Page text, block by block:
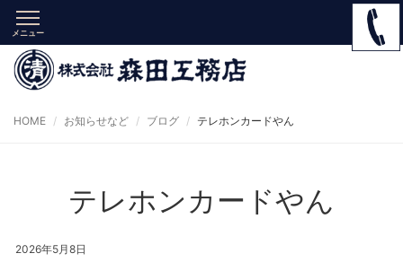
メニュー
HOME お知らせなど ブログ テレホンカードやん
テレホンカードやん
2026年5月8日